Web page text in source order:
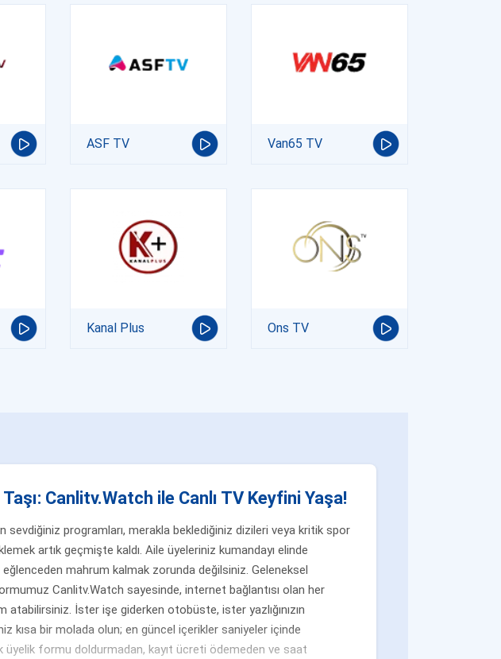
ASF TV Van65 TV
Kanal Plus Ons TV
Canlitv.Watch ile Canlı TV Keyfini Yaşa!
sevdiğiniz programları, merakla beklediğiniz dizileri veya kritik spor
artık geçmişte kaldı. Aile üyeleriniz kumandayı elinde
mahrum kalmak zorunda değilsiniz. Geleneksel
Canlitv.Watch sayesinde, internet bağlantısı olan her
atabilirsiniz. İster işe giderken otobüste, ister yazlığınızın
kısa bir molada olun; en güncel içerikler saniyeler içinde
üyelik formu doldurmadan, kayıt ücreti ödemeden ve saat